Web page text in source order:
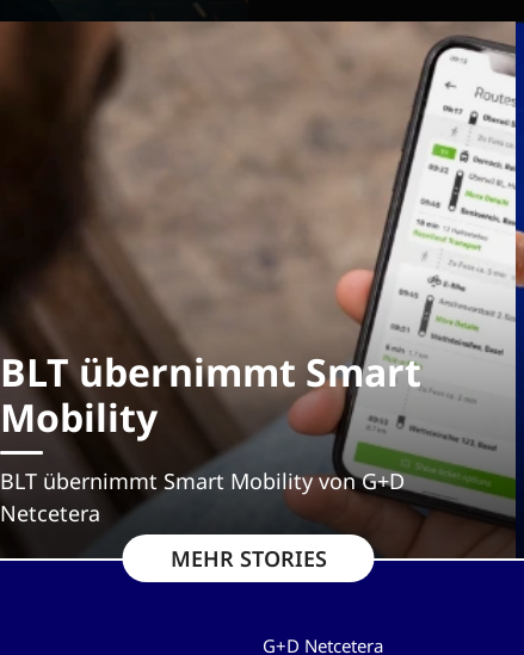
BLT übernimmt Smart
Mobility
BLT übernimmt Smart Mobility von G+D
Netcetera
MEHR STORIES
G+D Netcetera